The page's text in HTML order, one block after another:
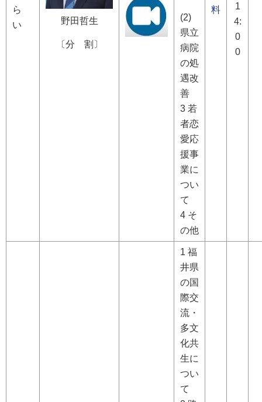
ら
い
野田哲生
〔分 割〕
(2)
県立
病院
の処
遇改
善
3 若
者恋
愛応
援事
業に
つい
て
4 そ
の他
料
1
4:
0
0
1 福
井県
の国
際交
流・
多文
化共
生に
つい
て